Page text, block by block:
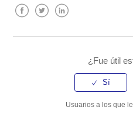
¿Fue útil
Usuarios a los que